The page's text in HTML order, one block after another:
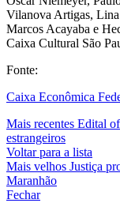
Vilanova Artigas,
Marcos Acayaba e
Caixa Cultural São
Fonte:
Caixa Econômica
Mais recentes Edital
estrangeiros
Voltar para a lista
Mais velhos Justiça
Maranhão
Fechar